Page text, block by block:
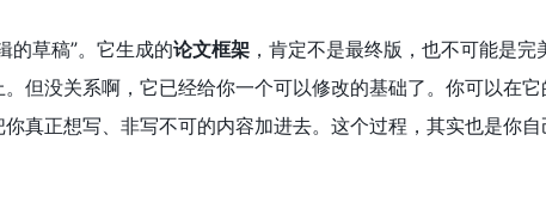
的草稿”。它生成的论文框架 ，肯定不是最终版，也不可能是
但没关系啊，它已经给你一个可以修改的基础了。你可以在
真正想写、非写不可的内容加进去。这个过程，其实也是你